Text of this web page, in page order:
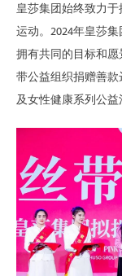
皇莎集团始终致力
运动。2024年皇莎
拥有共同的目标和
带公益组织捐赠善
及女性健康系列公益